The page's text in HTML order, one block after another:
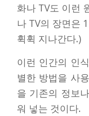
화나 TV도 이런
나 TV의 장면은
휙휙 지나간다.)
이런 인간의 인
별한 방법을 사
을 기존의 정보
워 넣는 것이다.